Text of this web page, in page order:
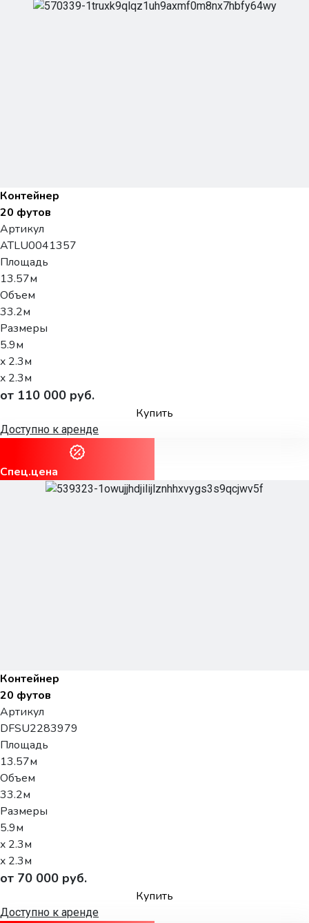
Контейнер
20 футов
Артикул
ATLU0041357
Площадь
13.57м
Объем
33.2м
Размеры
5.9м
x 2.3м
x 2.3м
от 110 000 руб.
Купить
Доступно к аренде
Спец.цена
Контейнер
20 футов
Артикул
DFSU2283979
Площадь
13.57м
Объем
33.2м
Размеры
5.9м
x 2.3м
x 2.3м
от 70 000 руб.
Купить
Доступно к аренде